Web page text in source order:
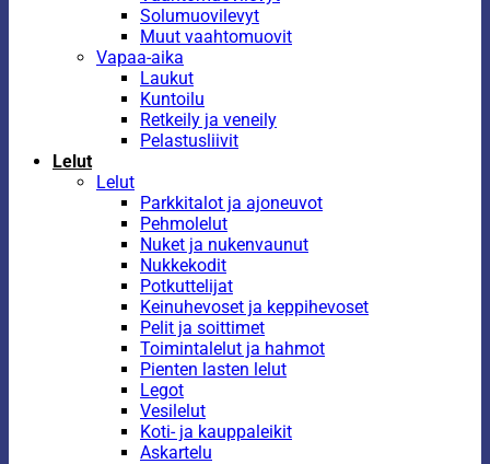
Solumuovilevyt
Muut vaahtomuovit
Vapaa-aika
Laukut
Kuntoilu
Retkeily ja veneily
Pelastusliivit
Lelut
Lelut
Parkkitalot ja ajoneuvot
Pehmolelut
Nuket ja nukenvaunut
Nukkekodit
Potkuttelijat
Keinuhevoset ja keppihevoset
Pelit ja soittimet
Toimintalelut ja hahmot
Pienten lasten lelut
Legot
Vesilelut
Koti- ja kauppaleikit
Askartelu